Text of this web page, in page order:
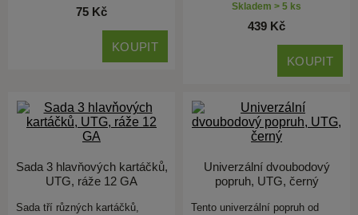
75 Kč
KOUPIT
Skladem > 5 ks
439 Kč
KOUPIT
Sada 3 hlavňových kartáčků,
UTG, ráže 12 GA
Sada tří různých kartáčků,
Univerzální dvoubodový
popruh, UTG, černý
Tento univerzální popruh od